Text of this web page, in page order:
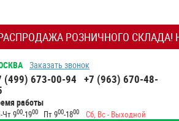
РОЗНИЧНОГО СКЛАДА!
Заказать звонок
(499) 673-00-94 +7 (963) 670-48-
работы
Чт 900-1900 Пт 900-1800 Сб, Вс - Выходной